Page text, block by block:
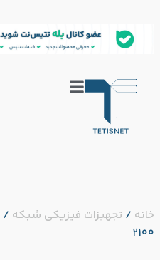
خانه / تجهیزات فیزیکی شبکه /
2100